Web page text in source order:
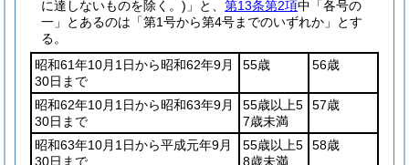
に達しないものを除く。) 」と、 第13条第2項中「各号の
一」とあるのは「第1号から第4号までのいずれか」とす
る。
昭和61年10月1日から昭和62年9月
30日まで
55歳 56歳
昭和62年10月1日から昭和63年9月
30日まで
55歳以上5
7歳未満
57歳
昭和63年10月1日から平成元年9月
30日まで
55歳以上5
8歳未満
58歳